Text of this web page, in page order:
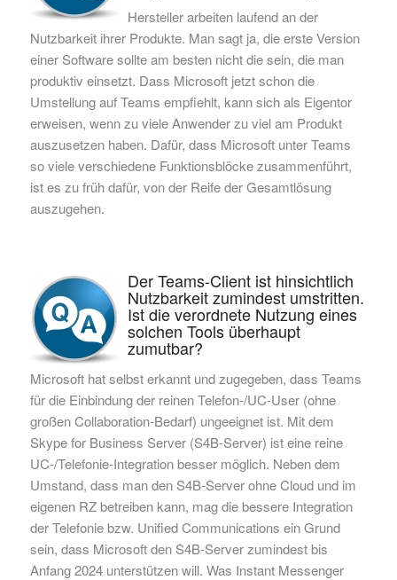
Hersteller arbeiten laufend an der
Nutzbarkeit ihrer Produkte. Man sagt ja, die erste Version
einer Software sollte am besten nicht die sein, die man
produktiv einsetzt. Dass Microsoft jetzt schon die
Umstellung auf Teams empfiehlt, kann sich als Eigentor
erweisen, wenn zu viele Anwender zu viel am Produkt
auszusetzen haben. Dafür, dass Microsoft unter Teams
so viele verschiedene Funktionsblöcke zusammenführt,
ist es zu früh dafür, von der Reife der Gesamtlösung
auszugehen.
Der Teams-Client ist hinsichtlich
Nutzbarkeit zumindest umstritten.
Ist die verordnete Nutzung eines
solchen Tools überhaupt
zumutbar?
Microsoft hat selbst erkannt und zugegeben, dass Teams
für die Einbindung der reinen Telefon-/UC-User (ohne
großen Collaboration-Bedarf) ungeeignet ist. Mit dem
Skype for Business Server (S4B-Server) ist eine reine
UC-/Telefonie-Integration besser möglich. Neben dem
Umstand, dass man den S4B-Server ohne Cloud und im
eigenen RZ betreiben kann, mag die bessere Integration
der Telefonie bzw. Unified Communications ein Grund
sein, dass Microsoft den S4B-Server zumindest bis
Anfang 2024 unterstützen will. Was Instant Messenger